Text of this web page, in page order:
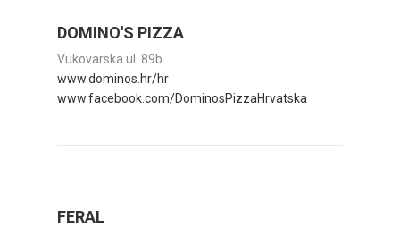
DOMINO'S PIZZA
Vukovarska ul. 89b
www.dominos.hr/hr
www.facebook.com/DominosPizzaHrvatska
FERAL